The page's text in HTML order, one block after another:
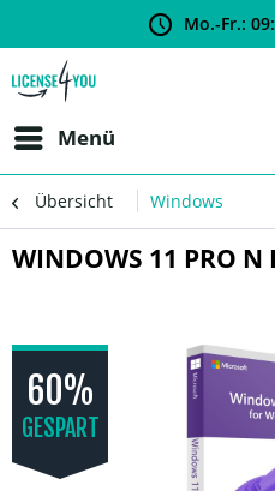
Mo.-Fr.:
Menü
Übersicht Windows
WINDOWS 11 PRO N
60%
GESPART